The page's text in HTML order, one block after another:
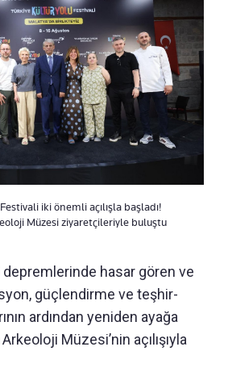
iki önemli açılışla başladı!
Müzesi ziyaretçileriyle buluştu
depremlerinde hasar gören ve
güçlendirme ve teşhir-
ardından yeniden ayağa
Müzesi’nin açılışıyla